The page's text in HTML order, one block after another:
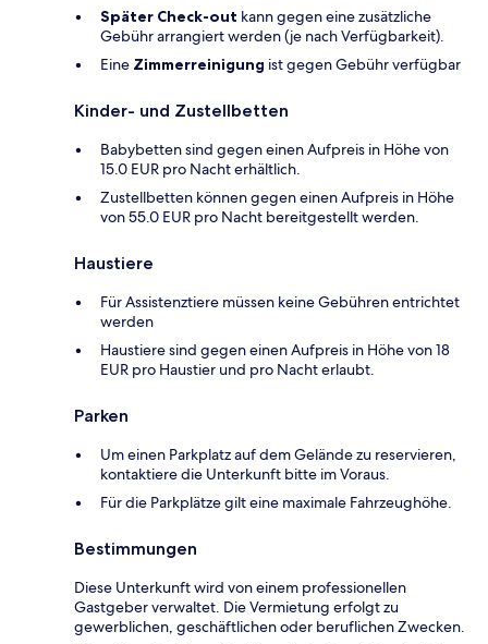
Später Check-out kann gegen eine zusätzliche
Gebühr arrangiert werden (je nach Verfügbarkeit).
Eine Zimmerreinigung ist gegen Gebühr verfügbar
Kinder- und Zustellbetten
Babybetten sind gegen einen Aufpreis in Höhe von
15.0 EUR pro Nacht erhältlich.
Zustellbetten können gegen einen Aufpreis in Höhe
von 55.0 EUR pro Nacht bereitgestellt werden.
Haustiere
Für Assistenztiere müssen keine Gebühren entrichtet
werden
Haustiere sind gegen einen Aufpreis in Höhe von 18
EUR pro Haustier und pro Nacht erlaubt.
Parken
Um einen Parkplatz auf dem Gelände zu reservieren,
kontaktiere die Unterkunft bitte im Voraus.
Für die Parkplätze gilt eine maximale Fahrzeughöhe.
Bestimmungen
Diese Unterkunft wird von einem professionellen
Gastgeber verwaltet. Die Vermietung erfolgt zu
gewerblichen, geschäftlichen oder beruflichen Zwecken.